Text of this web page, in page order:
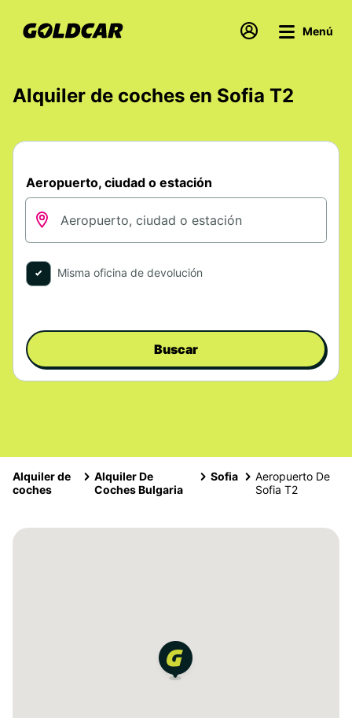
Menú
Alquiler de coches en Sofia T2
Aeropuerto, ciudad o estación
Misma oficina de devolución
Buscar
Alquiler de
coches
Alquiler De
Coches Bulgaria
Sofia
Aeropuerto De
Sofia T2